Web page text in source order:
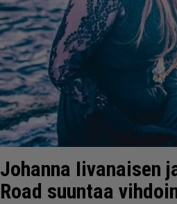
Johanna Iivanaisen
Road suuntaa